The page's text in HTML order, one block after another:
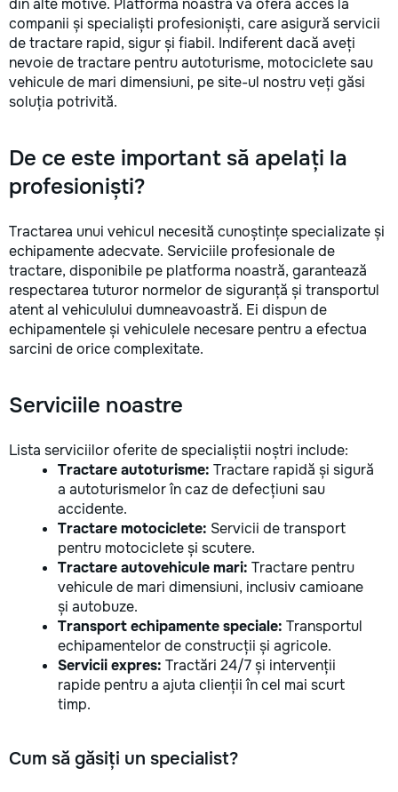
din alte motive. Platforma noastră vă oferă acces la
companii și specialiști profesioniști, care asigură servicii
de tractare rapid, sigur și fiabil. Indiferent dacă aveți
nevoie de tractare pentru autoturisme, motociclete sau
vehicule de mari dimensiuni, pe site-ul nostru veți găsi
soluția potrivită.
De ce este important să apelați la
profesioniști?
Tractarea unui vehicul necesită cunoștințe specializate și
echipamente adecvate. Serviciile profesionale de
tractare, disponibile pe platforma noastră, garantează
respectarea tuturor normelor de siguranță și transportul
atent al vehiculului dumneavoastră. Ei dispun de
echipamentele și vehiculele necesare pentru a efectua
sarcini de orice complexitate.
Serviciile noastre
Lista serviciilor oferite de specialiștii noștri include:
Tractare autoturisme: Tractare rapidă și sigură
a autoturismelor în caz de defecțiuni sau
accidente.
Tractare motociclete: Servicii de transport
pentru motociclete și scutere.
Tractare autovehicule mari: Tractare pentru
vehicule de mari dimensiuni, inclusiv camioane
și autobuze.
Transport echipamente speciale: Transportul
echipamentelor de construcții și agricole.
Servicii expres: Tractări 24/7 și intervenții
rapide pentru a ajuta clienții în cel mai scurt
timp.
Cum să găsiți un specialist?